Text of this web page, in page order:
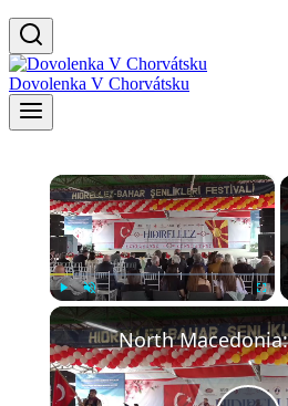
Dovolenka V Chorvátsku
×
Play